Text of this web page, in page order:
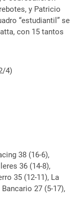
y Patricio
“estudiantil” se
con 15 tantos
4)
38 (16-6),
36 (14-8),
35 (12-11), La
27 (5-17),